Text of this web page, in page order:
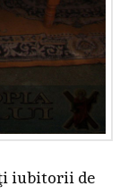
iubitorii de